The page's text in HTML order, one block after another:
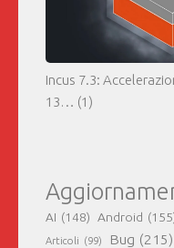
Incus 7.3:
13… (1)
AI (148) Android
Articoli (99) Bug (215)